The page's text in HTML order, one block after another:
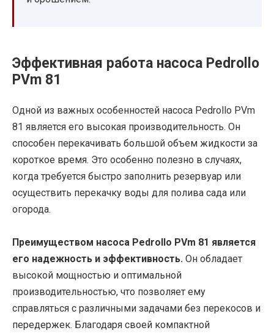
Эффективная работа насоса Pedrollo
PVm 81
Одной из важных особенностей насоса Pedrollo PVm
81 является его высокая производительность. Он
способен перекачивать большой объем жидкости за
короткое время. Это особенно полезно в случаях,
когда требуется быстро заполнить резервуар или
осуществить перекачку воды для полива сада или
огорода.
Преимуществом насоса Pedrollo PVm 81 является
его надежность и эффективность. Он обладает
высокой мощностью и оптимальной
производительностью, что позволяет ему
справляться с различными задачами без перекосов и
передержек. Благодаря своей компактной